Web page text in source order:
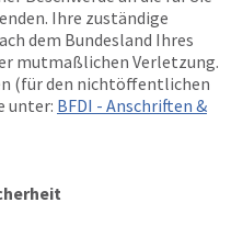
Ihre zuständige
dem Bundesland Ihres
mutmaßlichen Verletzung.
(für den nichtöffentlichen
unter: BFDI - Anschriften &